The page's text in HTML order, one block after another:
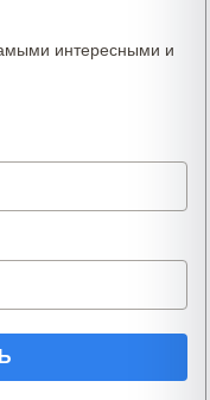
интересными и